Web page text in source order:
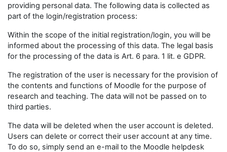
providing personal data. The following data is collected as
part of the login/registration process:
Within the scope of the initial registration/login, you will be
informed about the processing of this data. The legal basis
for the processing of the data is Art. 6 para. 1 lit. e GDPR.
The registration of the user is necessary for the provision of
the contents and functions of Moodle for the purpose of
research and teaching. The data will not be passed on to
third parties.
The data will be deleted when the user account is deleted.
Users can delete or correct their user account at any time.
To do so, simply send an e-mail to the Moodle helpdesk